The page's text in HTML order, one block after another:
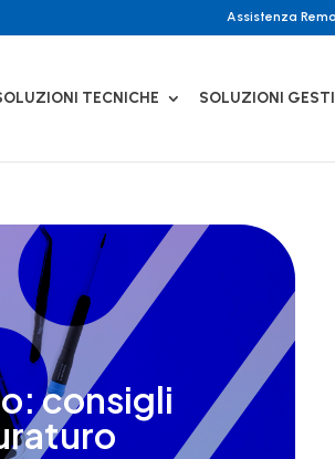
Assistenza
TECNICHE SOLUZIONI
consigli